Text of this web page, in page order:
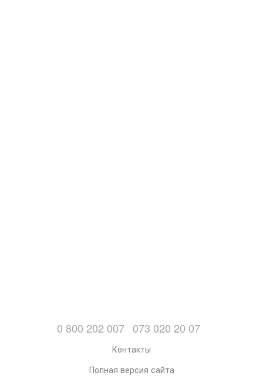
0 800 202 007 073 020 20 07
Контакты
Полная версия сайта